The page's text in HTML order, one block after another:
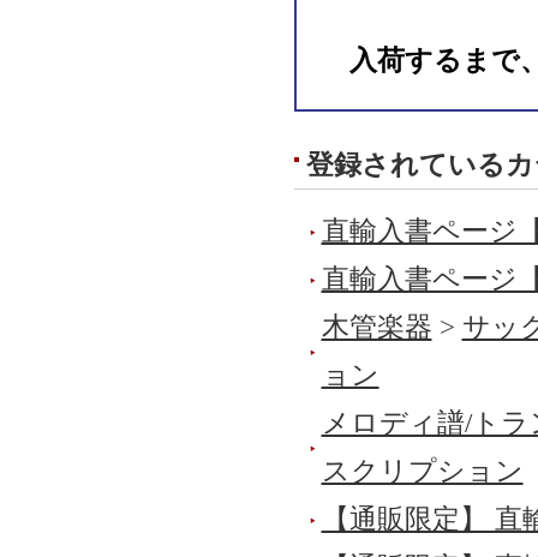
入荷するまで
登録されている
直輸入書ページ
直輸入書ページ
木管楽器 > サッ
ョン
メロディ譜/ト
スクリプション
【通販限定】 直